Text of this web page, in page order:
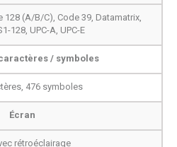
128 (A/B/C), Code 39, Datamatrix,
128, UPC-A, UPC-E
/ symboles
476 symboles
Écran
rétroéclairage